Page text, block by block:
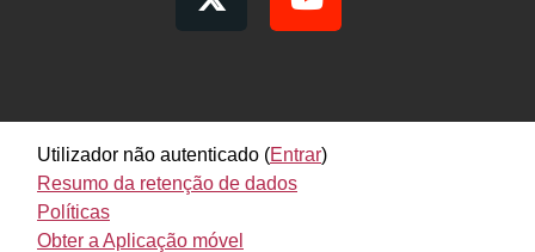
Utilizador não autenticado (Entrar)
Resumo da retenção de dados
Políticas
Obter a Aplicação móvel